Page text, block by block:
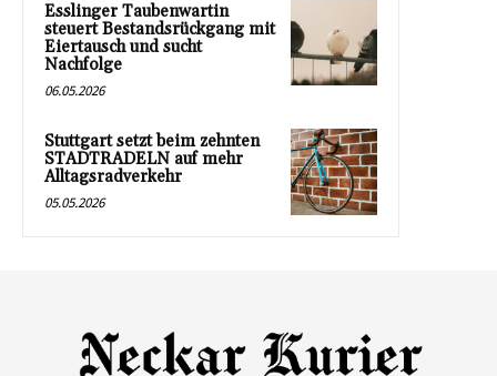
Esslinger Taubenwartin
steuert Bestandsrückgang mit
Eiertausch und sucht
Nachfolge
06.05.2026
Stuttgart setzt beim zehnten
STADTRADELN auf mehr
Alltagsradverkehr
05.05.2026